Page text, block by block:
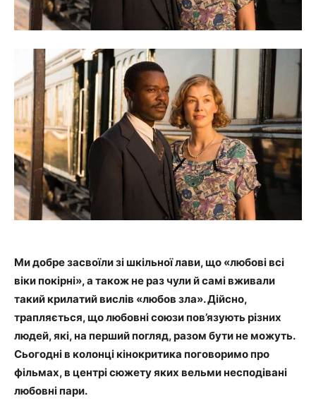
Ми добре засвоїли зі шкільної лави, що «любові всі
віки покірні», а також не раз чули й самі вживали
такий крилатий вислів «любов зла». Дійсно,
трапляється, що любовні союзи пов’язують різних
людей, які, на перший погляд, разом бути не можуть.
Сьогодні в колонці кінокритика поговоримо про
фільмах, в центрі сюжету яких вельми несподівані
любовні пари.